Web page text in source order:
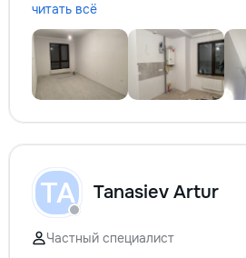
читать всё
TA Tanasiev Artur
Частный специалист